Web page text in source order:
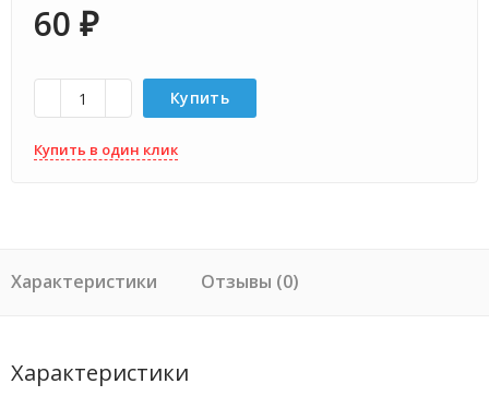
60 ₽
Купить
Купить в один клик
Характеристики Отзывы (0)
Характеристики